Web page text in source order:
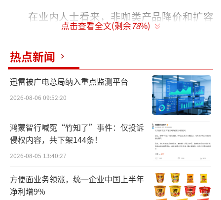
在业内人士看来，非咖类产品降价和扩容
能够更好地满足顾客的多元需求，扩大消费人
群。不过，如果消费者形成一定的消费习惯，
也存在拉低咖啡这个主营业务收入的风险。
“今天是降价第一天，降价的主要是非咖
啡饮品。”一位星巴克店员告诉中华网财经。
早晨一开门，店员就把广告牌放到了门口，有
一个还对着瑞幸。
有的消费者晒出了购买冰摇茶的订单，各
种优惠下，一杯红梅黑加仑大杯仅12元，有的
甚至是两杯18.66元。
点击查看全文(剩余78%)
热点新闻
迅雷被广电总局纳入重点监测平台
2026-08-06 09:52:20
鸿蒙智行喊冤“竹知了”事件：仅投诉
侵权内容，共下架144条！
2026-08-05 13:40:27
方便面业务领涨，统一企业中国上半年
净利增9%